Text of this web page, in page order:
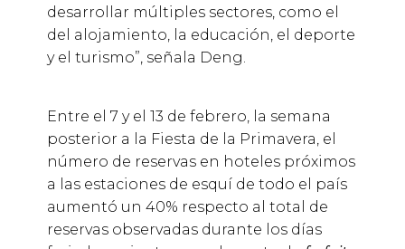
desarrollar múltiples sectores, como el
del alojamiento, la educación, el deporte
y el turismo”, señala Deng.
Entre el 7 y el 13 de febrero, la semana
posterior a la Fiesta de la Primavera, el
número de reservas en hoteles próximos
a las estaciones de esquí de todo el país
aumentó un 40% respecto al total de
reservas observadas durante los días